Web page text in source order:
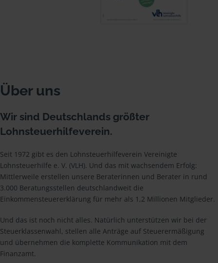
Über uns
Wir sind Deutschlands größter
Lohnsteuerhilfeverein.
Seit 1972 gibt es den Lohnsteuerhilfeverein Vereinigte
Lohnsteuerhilfe e. V. (VLH). Und das mit wachsendem Erfolg:
Mittlerweile erstellen unsere Beraterinnen und Berater in rund
3.000 Beratungsstellen deutschlandweit die
Einkommensteuererklärung für mehr als 1,2 Millionen Mitglieder.
Und das ist noch nicht alles. Natürlich unterstützen wir bei der
Steuerklassenwahl, stellen alle Anträge auf Steuerermäßigung
und übernehmen die komplette Kommunikation mit dem
Finanzamt.